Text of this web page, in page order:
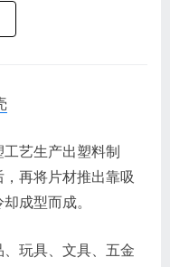
艺生产出塑料制
再将片材推出靠吸
成型而成。
玩具、文具、五金